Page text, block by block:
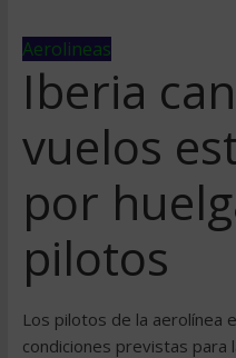
Aerolineas
Iberia
vuelos
por
pilotos
Los pilotos de la aerolínea
condiciones previstas para